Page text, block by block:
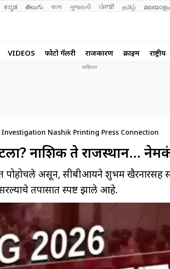
ಕನ್ನಡ తెలుగు বাংলা ગુજરાતી ਪੰਜਾਬੀ தமிழ் മലയാളം
VIDEOS फोटो गॅलरी राजकारण क्राईम राष्ट्रीय
Investigation Nashik Printing Press Connection
नाशिक ते राजस्थान…
पोहोचले असून, सीबीआयने शुभम
तपासात स्पष्ट झाले आहे.